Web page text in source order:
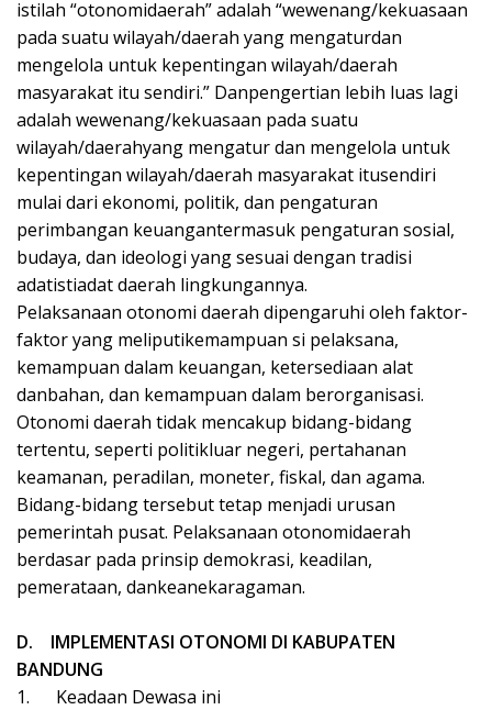
istilah “otonomidaerah” adalah “wewenang/kekuasaan
pada suatu wilayah/daerah yang mengaturdan
mengelola untuk kepentingan wilayah/daerah
masyarakat itu sendiri.” Danpengertian lebih luas lagi
adalah wewenang/kekuasaan pada suatu
wilayah/daerahyang mengatur dan mengelola untuk
kepentingan wilayah/daerah masyarakat itusendiri
mulai dari ekonomi, politik, dan pengaturan
perimbangan keuangantermasuk pengaturan sosial,
budaya, dan ideologi yang sesuai dengan tradisi
adatistiadat daerah lingkungannya.
Pelaksanaan otonomi daerah dipengaruhi oleh faktor-
faktor yang meliputikemampuan si pelaksana,
kemampuan dalam keuangan, ketersediaan alat
danbahan, dan kemampuan dalam berorganisasi.
Otonomi daerah tidak mencakup bidang-bidang
tertentu, seperti politikluar negeri, pertahanan
keamanan, peradilan, moneter, fiskal, dan agama.
Bidang-bidang tersebut tetap menjadi urusan
pemerintah pusat. Pelaksanaan otonomidaerah
berdasar pada prinsip demokrasi, keadilan,
pemerataan, dankeanekaragaman.
D.
IMPLEMENTASI OTONOMI DI KABUPATEN
BANDUNG
1.
Keadaan Dewasa ini